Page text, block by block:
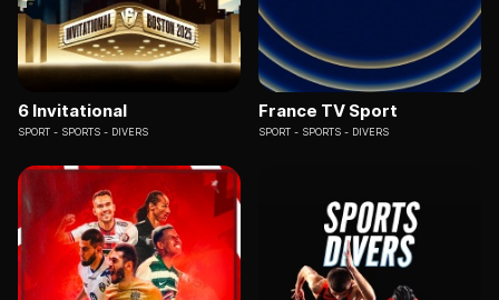
6 Invitational
SPORT SPORTS - DIVERS
France TV Sport
SPORT SPORTS - DIVERS